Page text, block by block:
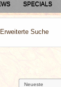
SPECIALS
Erweiterte Suche